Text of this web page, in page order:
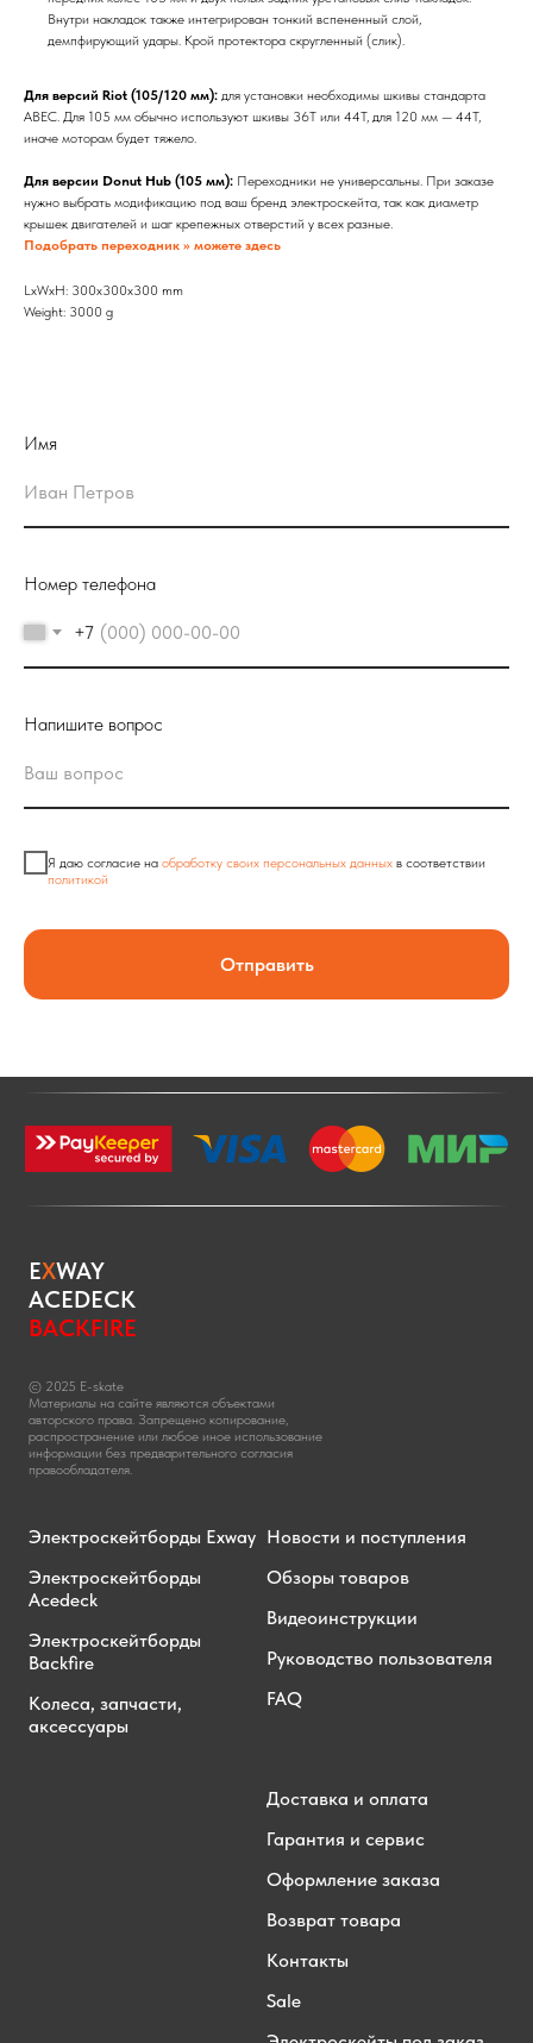
Внутри накладок также интегрирован тонкий вспененный слой,
демпфирующий удары. Крой протектора скругленный (слик).
Для версий Riot (105/120 мм): для установки необходимы шкивы стандарта
ABEC. Для 105 мм обычно используют шкивы 36T или 44T, для 120 мм — 44T,
иначе моторам будет тяжело.
Для версии Donut Hub (105 мм): Переходники не универсальны. При заказе
нужно выбрать модификацию под ваш бренд электроскейта, так как диаметр
крышек двигателей и шаг крепежных отверстий у всех разные.
Подобрать переходник >> можете здесь
LxWxH: 300x300x300 mm
Weight: 3000 g
Имя
Номер телефона
+7
Напишите вопрос
Я даю согласие на обработку своих персональных данных в соответствии
политикой
Отправить
EXWAY
ACEDECK
BACKFIRE
© 2025 E-skate
Материалы на сайте являются объектами
авторского права. Запрещено копирование,
распространение или любое иное использование
информации без предварительного согласия
правообладателя.
Электроскейтборды Exway
Электроскейтборды
Acedeck
Электроскейтборды
Backfire
Колеса, запчасти,
аксессуары
Новости и поступления
Обзоры товаров
Видеоинструкции
Руководство пользователя
FAQ
Доставка и оплата
Гарантия и сервис
Оформление заказа
Возврат товара
Контакты
Sale